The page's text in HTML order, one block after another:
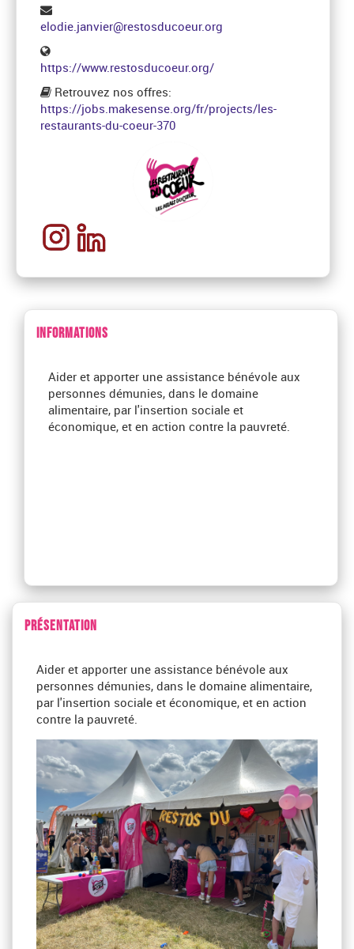
elodie.janvier@restosducoeur.org
https://www.restosducoeur.org/
Retrouvez nos offres:
https://jobs.makesense.org/fr/projects/les-
restaurants-du-coeur-370
INFORMATIONS
Aider et apporter une assistance bénévole aux
personnes démunies, dans le domaine
alimentaire, par l'insertion sociale et
économique, et en action contre la pauvreté.
PRÉSENTATION
Aider et apporter une assistance bénévole aux
personnes démunies, dans le domaine alimentaire,
par l'insertion sociale et économique, et en action
contre la pauvreté.